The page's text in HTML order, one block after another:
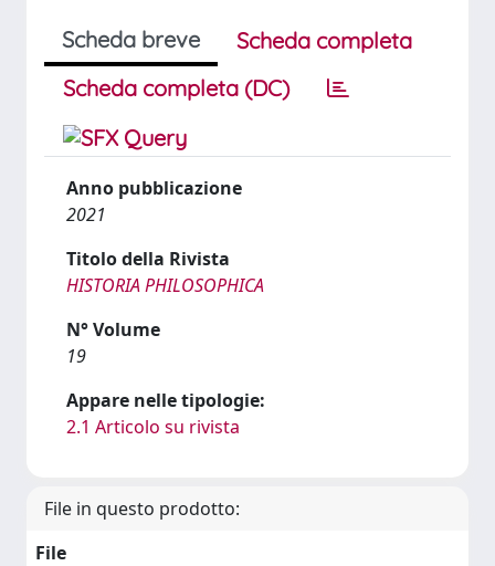
Scheda breve
Scheda completa
Scheda completa (DC)
Anno pubblicazione
2021
Titolo della Rivista
HISTORIA PHILOSOPHICA
N° Volume
19
Appare nelle tipologie:
2.1 Articolo su rivista
File in questo prodotto:
File